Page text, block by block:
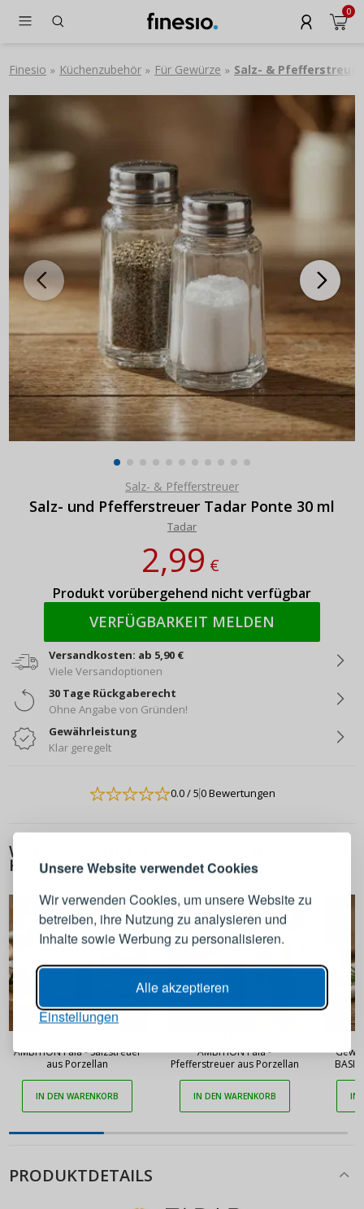
Unsere Website verwendet Cookies
Wir verwenden Cookies, um unsere Website zu
betreiben, ihre Nutzung zu analysieren und
Inhalte sowie Werbung zu personalisieren.
Alle akzeptieren
Einstellungen
0
Finesio » Küchenzubehör » Für Gewürze » Salz- & Pfefferstreuer
Salz- & Pfefferstreuer
Salz- und Pfefferstreuer Tadar Ponte 30 ml
Tadar
2,99€
Produkt vorübergehend nicht verfügbar
VERFÜGBARKEIT MELDEN
Versandkosten: ab 5,90 €
Viele Versandoptionen
30 Tage Rückgaberecht
Ohne Angabe von Gründen!
Gewährleistung
Klar geregelt
0.0/ 50 Bewertungen
WEITERE PRODUKTE AUS DIESER
KATEGORIE
AMBITION Fala - Salzstreuer
aus Porzellan
IN DEN WARENKORB
AMBITION Fala -
Pfefferstreuer aus Porzellan
IN DEN WARENKORB IN
PRODUKTDETAILS
ANMELDEN REGISTRIEREN
Melden Sie sich bei Ihrem
E-Mail-Adresse
Passwort erinnern